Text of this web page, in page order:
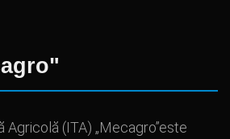
Agricolă (ITA) „Mecagro”este